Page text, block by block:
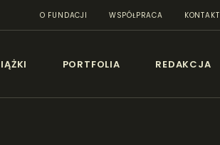
O FUNDACJI WSPÓŁPRACA KONTAKT
PORTFOLIA REDAKCJA